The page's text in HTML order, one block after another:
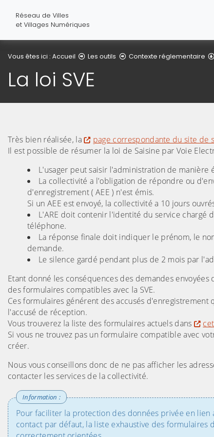
Réseau de Villes
et Villages Numériques
Vous êtes ici : Accueil Les outils Contexte réglementaire
La loi SVE
Très bien réalisée, la page correspondante du site de
Il est possible de résumer la loi de Saisine par Voie
L'usager peut saisir l'administration de
La collectivité a l'obligation de répondre ou
d'enregistrement ( AEE ) n'est émis.
Si un AEE est envoyé, la collectivité a 10 jours
L'ARE doit contenir l'identité du service chargé
téléphone.
La réponse finale doit indiquer le prénom, le
demande.
Le silence gardé pendant plus de 2 mois par
Etant donné les conséquences des demandes
des formulaires compatibles avec la SVE.
Ces formulaires générent des accusés
l'accusé de réception.
Vous trouverez la liste des formulaires actuels dans
Si vous ne trouvez pas un formulaire compatible avec
créer.
Nous vous conseillons donc de ne pas afficher les
contacter les services de la collectivité.
Pour faciliter la protection des données privée en
contact par défaut, la liste exhaustive des